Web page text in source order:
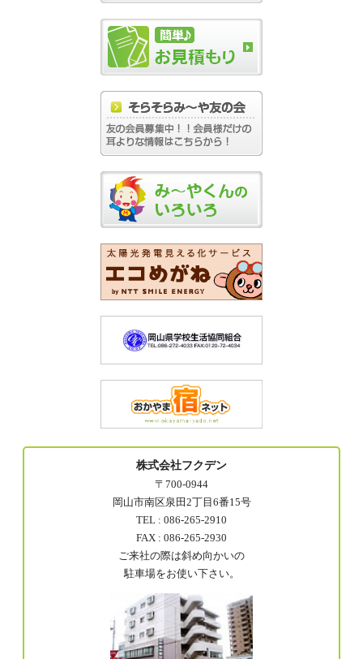
株式会社フクデン
〒700-0944
岡山市南区泉田2丁目6番15号
TEL : 086-265-2910
FAX : 086-265-2930
ご来社の際は斜め向かいの
駐車場をお使い下さい。